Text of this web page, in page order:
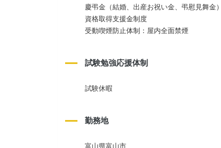
慶弔金（結婚、出産お祝い金、弔慰見舞金
資格取得支援金制度
受動喫煙防止体制：屋内全面禁煙
試験勉強応援体制
試験休暇
勤務地
富山県富山市